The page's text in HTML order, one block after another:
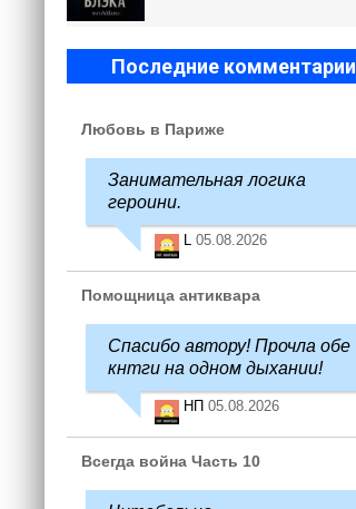
Последние комментарии
Любовь в Париже
Занимательная логика
героини.
L 05.08.2026
Помощница антиквара
Спасибо автору! Прочла обе
кнтги на одном дыхании!
НП 05.08.2026
Всегда война Часть 10